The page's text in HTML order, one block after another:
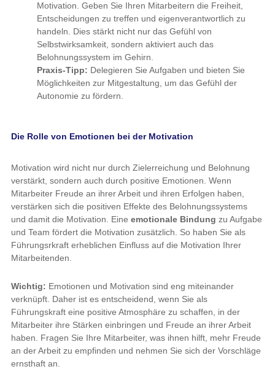
Motivation. Geben Sie Ihren Mitarbeitern die Freiheit,
Entscheidungen zu treffen und eigenverantwortlich zu
handeln. Dies stärkt nicht nur das Gefühl von
Selbstwirksamkeit, sondern aktiviert auch das
Belohnungssystem im Gehirn.
Praxis-Tipp: Delegieren Sie Aufgaben und bieten Sie
Möglichkeiten zur Mitgestaltung, um das Gefühl der
Autonomie zu fördern.
Die Rolle von Emotionen bei der Motivation
Motivation wird nicht nur durch Zielerreichung und Belohnung
verstärkt, sondern auch durch positive Emotionen. Wenn
Mitarbeiter Freude an ihrer Arbeit und ihren Erfolgen haben,
verstärken sich die positiven Effekte des Belohnungssystems
und damit die Motivation. Eine emotionale Bindung zu Aufgabe
und Team fördert die Motivation zusätzlich. So haben Sie als
Führungsrkraft erheblichen Einfluss auf die Motivation Ihrer
Mitarbeitenden.
Wichtig: Emotionen und Motivation sind eng miteinander
verknüpft. Daher ist es entscheidend, wenn Sie als
Führungskraft eine positive Atmosphäre zu schaffen, in der
Mitarbeiter ihre Stärken einbringen und Freude an ihrer Arbeit
haben. Fragen Sie Ihre Mitarbeiter, was ihnen hilft, mehr Freude
an der Arbeit zu empfinden und nehmen Sie sich der Vorschläge
ernsthaft an.